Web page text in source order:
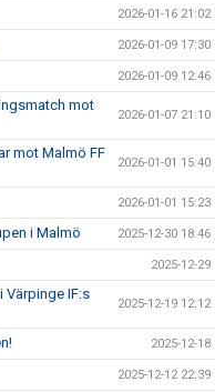
2026-01-16 21:02
2026-01-09 17:30
2026-01-09 12:46
mot
2026-01-07 21:10
mot Malmö FF
2026-01-01 15:40
2026-01-01 15:23
i Malmö 2025-12-30 18:46
2025-12-29
Värpinge IF:s
2025-12-19 12:12
2025-12-18
2025-12-12 22:39